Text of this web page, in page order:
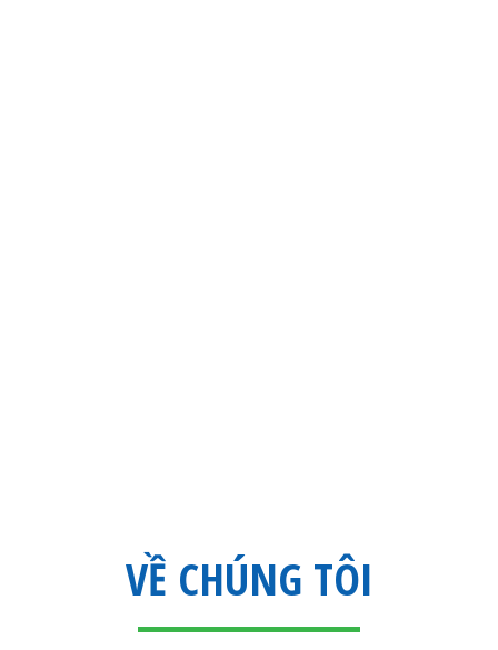
VỀ CHÚNG TÔI